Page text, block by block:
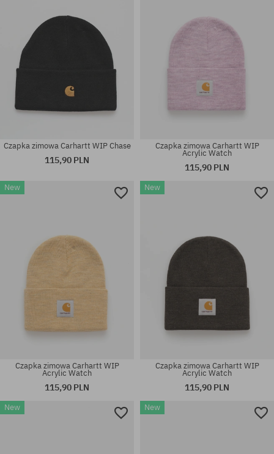
Czapka zimowa Carhartt WIP Chase
115,90 PLN
Czapka zimowa Carhartt WIP
Acrylic Watch
115,90 PLN
New
Czapka zimowa Carhartt WIP
Acrylic Watch
115,90 PLN
New
Czapka zimowa Carhartt WIP
Acrylic Watch
115,90 PLN
New New